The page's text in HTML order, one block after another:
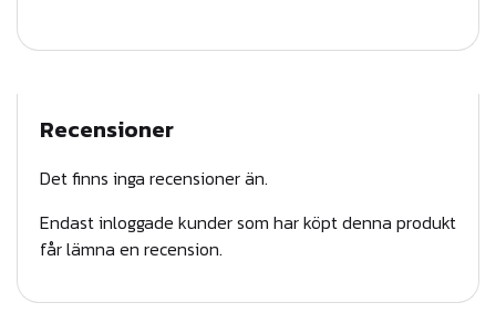
m
T
g
Recensioner
Det finns inga recensioner än.
Endast inloggade kunder som har köpt denna produkt
får lämna en recension.